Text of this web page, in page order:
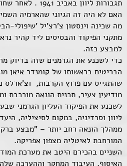
תגבורות ליוון
האם לא היה זה הגיוני שהארמיה
מה שכינה וינסטון צ'רצ'יל 'שיפולי-
מתקני הפיקוד והבסיסים ליד קהיר
למבצע כזה.
כדי לשכנע את הגרמנים שזה בדיוק
הבריטים בראשותו של קומנדר איאן
שהתגייס עם פרוץ הקרבות, וצ'ארלס
מודיעין צעיר, תכנית הונאה מורכבת
לשכנע את הפיקוד העליון הגרמני
ליוון וסרדיניה, במקום לסיציליה,
ממהלך הונאה רחב יותר – "מבצע
המורחבת לאיטליה מצפון אפריקה.
השניים בהכירם היטב את מערכת
האיסוף, העיבוד המחקר וההערכה